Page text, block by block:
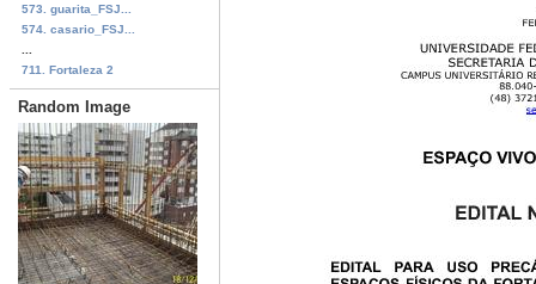
573. guarita_FSJ...
574. casario_FSJ...
711. Fortaleza 2
Random Image